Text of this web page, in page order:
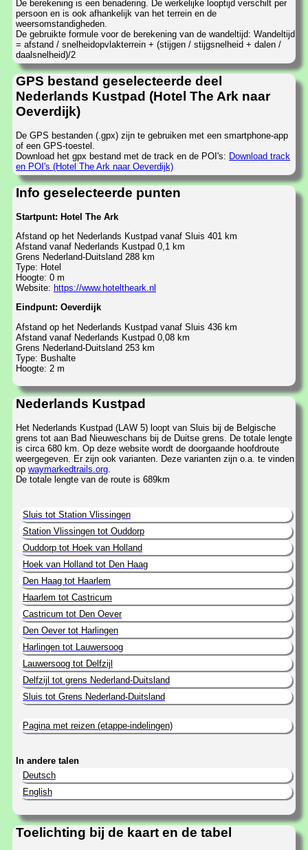
De berekening is een benadering. De werkelijke looptijd verschilt per
persoon en is ook afhankelijk van het terrein en de
weersomstandigheden.
De gebruikte formule voor de berekening van de wandeltijd: Wandeltijd
= afstand / snelheidopvlakterrein + (stijgen / stijgsnelheid + dalen /
daalsnelheid)/2
GPS bestand geselecteerde deel
Nederlands Kustpad (Hotel The Ark naar
Oeverdijk)
De GPS bestanden (.gpx) zijn te gebruiken met een smartphone-app
of een GPS-toestel.
Download het gpx bestand met de track en de POI's: Download track
en POI's (Hotel The Ark naar Oeverdijk)
Info geselecteerde punten
Startpunt: Hotel The Ark
Afstand op het Nederlands Kustpad vanaf Sluis 401 km
Afstand vanaf Nederlands Kustpad 0,1 km
Grens Nederland-Duitsland 288 km
Type: Hotel
Hoogte: 0 m
Website: https://www.hoteltheark.nl
Eindpunt: Oeverdijk
Afstand op het Nederlands Kustpad vanaf Sluis 436 km
Afstand vanaf Nederlands Kustpad 0,08 km
Grens Nederland-Duitsland 253 km
Type: Bushalte
Hoogte: 2 m
Nederlands Kustpad
Het Nederlands Kustpad (LAW 5) loopt van Sluis bij de Belgische
grens tot aan Bad Nieuweschans bij de Duitse grens. De totale lengte
is circa 680 km. Op deze website wordt de doorgaande hoofdroute
weergegeven. Er zijn ook varianten. Deze varianten zijn o.a. te vinden
op waymarkedtrails.org
De totale lengte van de route is 689km
Sluis tot Station Vlissingen
Station Vlissingen tot Ouddorp
Ouddorp tot Hoek van Holland
Hoek van Holland tot Den Haag
Den Haag tot Haarlem
Haarlem tot Castricum
Castricum tot Den Oever
Den Oever tot Harlingen
Harlingen tot Lauwersoog
Lauwersoog tot Delfzijl
Delfzijl tot grens Nederland-Duitsland
Sluis tot Grens Nederland-Duitsland
Pagina met reizen (etappe-indelingen)
In andere talen
Deutsch
English
Toelichting bij de kaart en de tabel